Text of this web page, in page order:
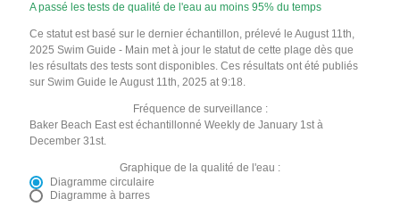
A passé les tests de qualité de l'eau au moins 95% du temps
Ce statut est basé sur le dernier échantillon, prélevé le August 11th,
2025 Swim Guide - Main met à jour le statut de cette plage dès que
les résultats des tests sont disponibles. Ces résultats ont été publiés
sur Swim Guide le August 11th, 2025 at 9:18.
Fréquence de surveillance :
Baker Beach East est échantillonné Weekly de January 1st à
December 31st.
Graphique de la qualité de l'eau :
Diagramme circulaire
Diagramme à barres